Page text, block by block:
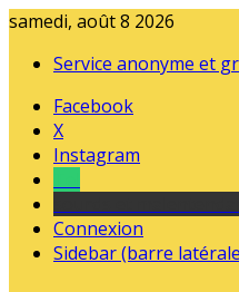
samedi, août 8 2026
Service anonyme et
Facebook
X
Instagram
Connexion
Sidebar (barre